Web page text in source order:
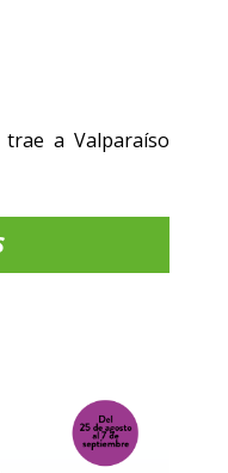
a Valparaíso